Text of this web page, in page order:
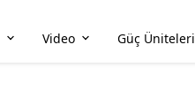
Video Güç Üniteleri